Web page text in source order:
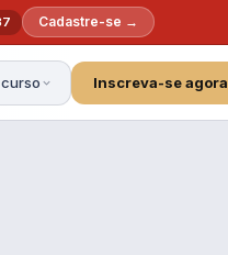
Cadastre-se →
Inscreva-se agora